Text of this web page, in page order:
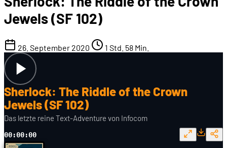
Jewels (SF 102)
26. September 2020 1 Std. 58 Min.
Sherlock: The Riddle of the Crown
Jewels (SF 102)
Das letzte reine Text-Adventure von Infocom
00:00:00